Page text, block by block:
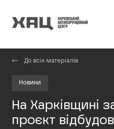
До всіх матеріалів
Новини
На Харківщині
проєкт